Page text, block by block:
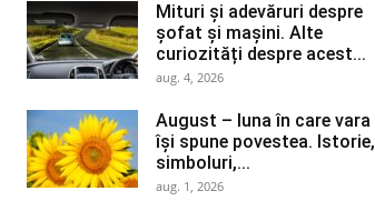
Mituri și adevăruri despre
șofat și mașini. Alte
curiozități despre acest...
aug. 4, 2026
August – luna în care vara
își spune povestea. Istorie,
simboluri,...
aug. 1, 2026